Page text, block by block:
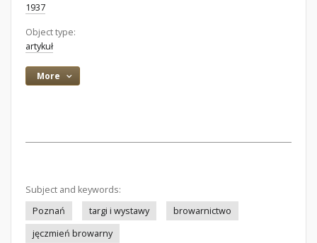
1937
Object type:
artykuł
More
Subject and keywords:
Poznań
targi i wystawy
browarnictwo
jęczmień browarny